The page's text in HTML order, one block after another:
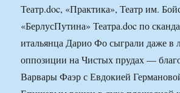
Театр.doc, «Практика», Театр им.
«БерлусПутина» Театра.doc по
итальянца Дарио Фо сыграли даже в
оппозиции на Чистых прудах —
Варвары Фаэр с Евдокией